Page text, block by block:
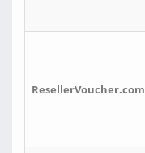
ResellerVoucher.com